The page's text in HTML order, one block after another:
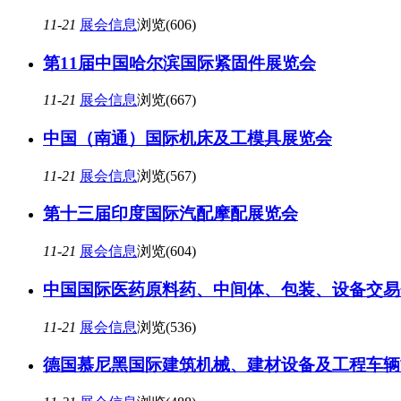
11-21 展会信息浏览(606)
第11届中国哈尔滨国际紧固件展览会
11-21 展会信息浏览(667)
中国（南通）国际机床及工模具展览会
11-21 展会信息浏览(567)
第十三届印度国际汽配摩配展览会
11-21 展会信息浏览(604)
中国国际医药原料药、中间体、包装、设备交
11-21 展会信息浏览(536)
德国慕尼黑国际建筑机械、建材设备及工程车